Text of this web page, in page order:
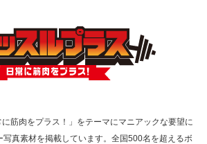
FMラジオ番組「ONE MORNING」
紹介さ…
筋肉をプラス！」をテーマにマニアックな要望に
写真素材を掲載しています。全国500名を超えるボ